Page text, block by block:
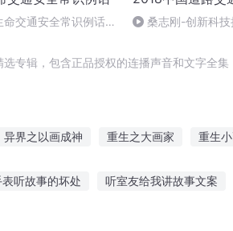
命交通安全常识例话
桑志刚-创新科技
专辑，包含正品授权的连播声音和文字全
异界之以画成神 重生之大画家 重生
听故事的坏处 听室友给我讲故事文案